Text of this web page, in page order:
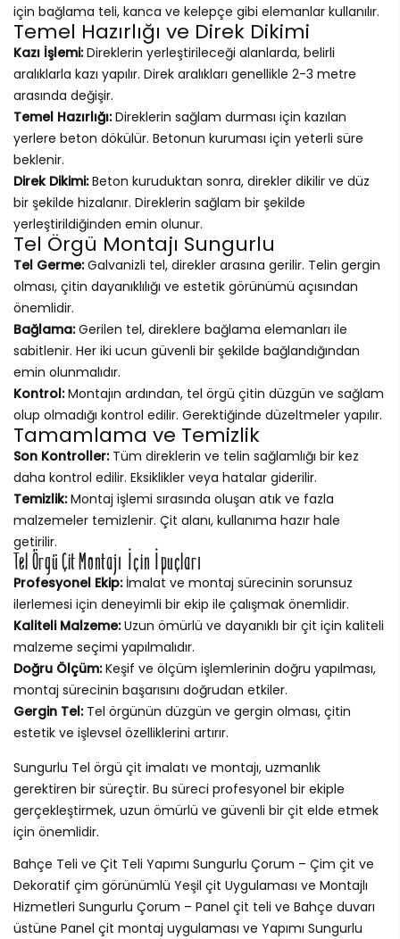
için bağlama teli, kanca ve kelepçe gibi elemanlar kullanılır.
Temel Hazırlığı ve Direk Dikimi
Kazı İşlemi:Direklerin yerleştirileceği alanlarda, belirli
aralıklarla kazı yapılır. Direk aralıkları genellikle 2-3 metre
arasında değişir.
Temel Hazırlığı:Direklerin sağlam durması için kazılan
yerlere beton dökülür. Betonun kuruması için yeterli süre
beklenir.
Direk Dikimi:Beton kuruduktan sonra, direkler dikilir ve düz
bir şekilde hizalanır. Direklerin sağlam bir şekilde
yerleştirildiğinden emin olunur.
Tel Örgü Montajı Sungurlu
Tel Germe:Galvanizli tel, direkler arasına gerilir. Telin gergin
olması, çitin dayanıklılığı ve estetik görünümü açısından
önemlidir.
Bağlama:Gerilen tel, direklere bağlama elemanları ile
sabitlenir. Her iki ucun güvenli bir şekilde bağlandığından
emin olunmalıdır.
Kontrol:Montajın ardından, tel örgü çitin düzgün ve sağlam
olup olmadığı kontrol edilir. Gerektiğinde düzeltmeler yapılır.
Tamamlama ve Temizlik
Son Kontroller:Tüm direklerin ve telin sağlamlığı bir kez
daha kontrol edilir. Eksiklikler veya hatalar giderilir.
Temizlik:Montaj işlemi sırasında oluşan atık ve fazla
malzemeler temizlenir. Çit alanı, kullanıma hazır hale
getirilir.
Tel Örgü Çit Montajı İçin İpuçları
Profesyonel Ekip:İmalat ve montaj sürecinin sorunsuz
ilerlemesi için deneyimli bir ekip ile çalışmak önemlidir.
Kaliteli Malzeme:Uzun ömürlü ve dayanıklı bir çit için kaliteli
malzeme seçimi yapılmalıdır.
Doğru Ölçüm:Keşif ve ölçüm işlemlerinin doğru yapılması,
montaj sürecinin başarısını doğrudan etkiler.
Gergin Tel:Tel örgünün düzgün ve gergin olması, çitin
estetik ve işlevsel özelliklerini artırır.
Sungurlu Tel örgü çit imalatı ve montajı, uzmanlık
gerektiren bir süreçtir. Bu süreci profesyonel bir ekiple
gerçekleştirmek, uzun ömürlü ve güvenli bir çit elde etmek
için önemlidir.
Bahçe Teli ve Çit Teli Yapımı Sungurlu Çorum – Çim çit ve
Dekoratif çim görünümlü Yeşil çit Uygulaması ve Montajlı
Hizmetleri Sungurlu Çorum – Panel çit teli ve Bahçe duvarı
üstüne Panel çit montaj uygulaması ve Yapımı Sungurlu